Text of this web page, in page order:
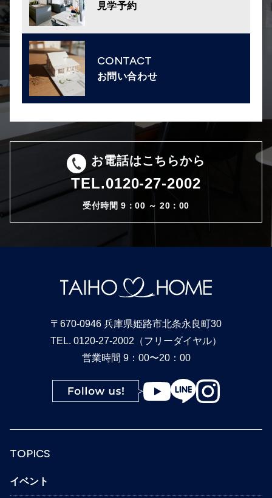
見学予約
CONTACT
お問い合わせ
お電話はこちらから
TEL.0120-27-2002
受付時間 9：00 ～ 20：00
〒670-0946 兵庫県姫路市北条永良町30
TEL. 0120-27-2002（フリーダイヤル）
営業時間 9：00〜20：00
TOPICS
イベント